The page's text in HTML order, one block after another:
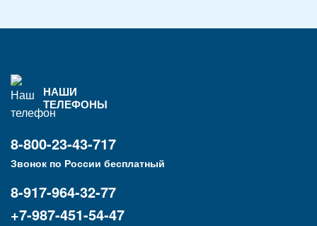
НАШИ
ТЕЛЕФОНЫ
8-800-23-43-717
Звонок по России бесплатный
8-917-964-32-77
+7-987-451-54-47